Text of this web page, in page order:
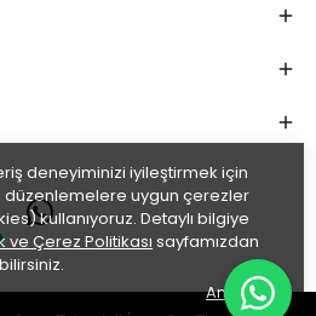
deneyiminizi iyileştirmek için
düzenlemelere uygun çerezler
kullanıyoruz. Detaylı bilgiye
ve Çerez Politikası sayfamızdan
Anladım